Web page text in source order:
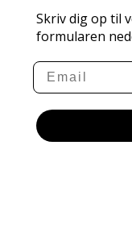
Skriv dig op til
formularen
Email